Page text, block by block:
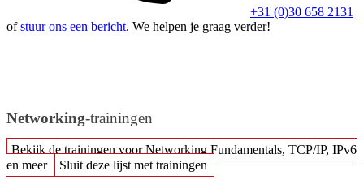
+31 (0)30 658 2131
ofstuur ons een bericht. We helpen je graag verder!
Networking-trainingen
Bekijk de trainingen voor Networking Fundamentals, TCP/IP, IPv6
en meer
Sluit deze lijst met trainingen